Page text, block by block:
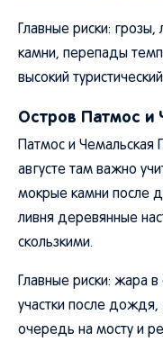
Главные риски:
камни, перепады
высокий
Остров Патмос и
Патмос и Чемальская
августе там важно
мокрые камни после
ливня деревянные
скользкими.
Главные риски: жара
участки после дождя,
очередь на мосту и